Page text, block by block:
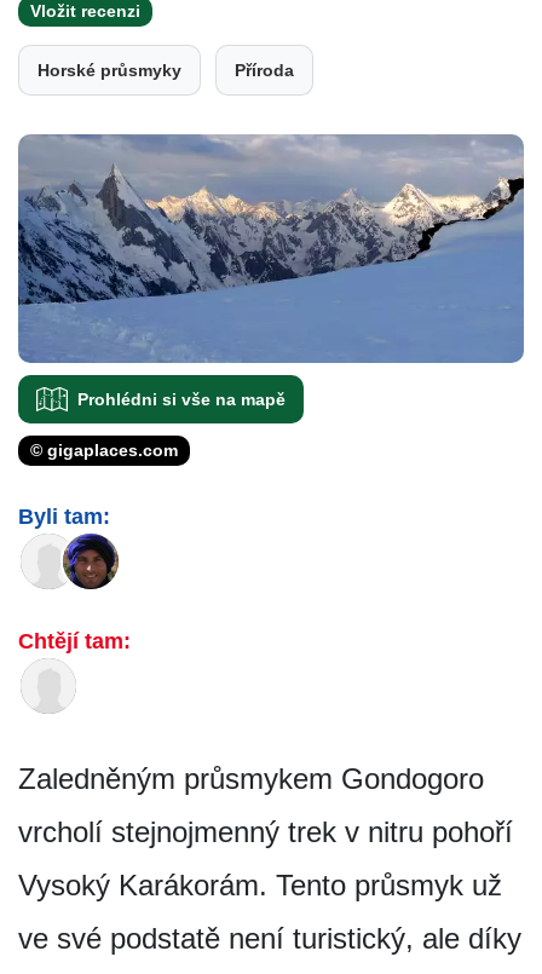
Vložit recenzi
Horské průsmyky Příroda
Prohlédni si vše na mapě
© gigaplaces.com
Byli tam:
Chtějí tam:
Zaledněným průsmykem Gondogoro
vrcholí stejnojmenný trek v nitru pohoří
Vysoký Karákorám. Tento průsmyk už
ve své podstatě není turistický, ale díky